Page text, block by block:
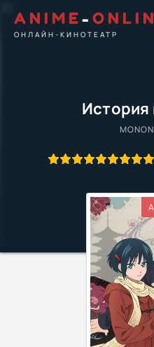
ANIME-
ОНЛАЙН-КИНОТЕАТР